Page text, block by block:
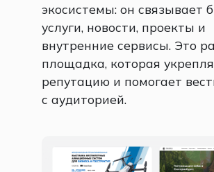
экосистемы: он связывает
услуги, новости, проекты и
внутренние сервисы. Это
площадка, которая
репутацию и помогает
с аудиторией.